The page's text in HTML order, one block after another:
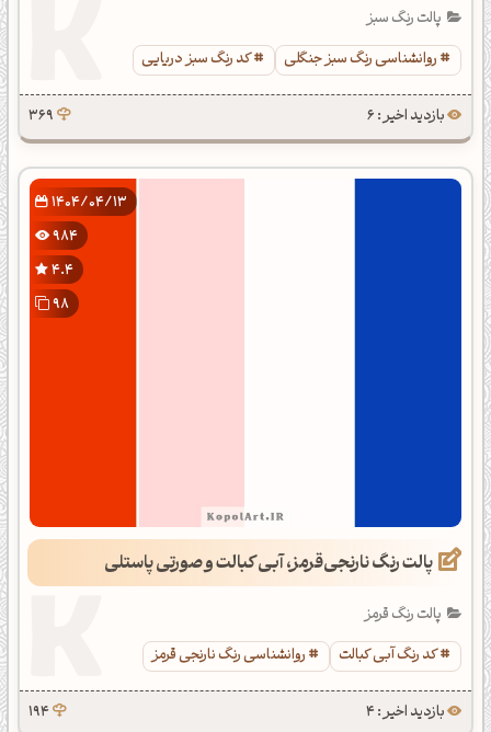
پالت رنگ سبز
روانشناسی رنگ سبز جنگلی
کد رنگ سبز دریایی
بازدید اخیر : 6 369
1404/04/13
984
4.4
98
پالت رنگ نارنجی‌قرمز، آبی کبالت و صورتی پاستلی
پالت رنگ قرمز
کد رنگ آبی کبالت
روانشناسی رنگ نارنجی قرمز
بازدید اخیر : 4 194